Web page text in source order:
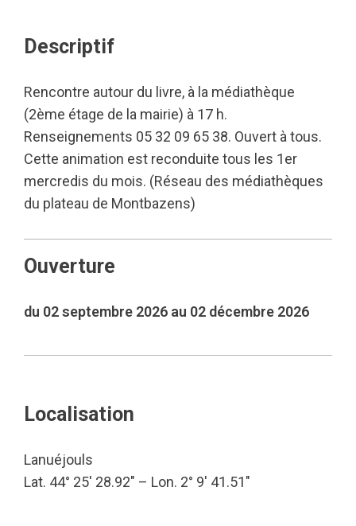
Descriptif
Rencontre autour du livre, à la médiathèque
(2ème étage de la mairie) à 17 h.
Renseignements 05 32 09 65 38. Ouvert à tous.
Cette animation est reconduite tous les 1er
mercredis du mois. (Réseau des médiathèques
du plateau de Montbazens)
Ouverture
du 02 septembre 2026 au 02 décembre 2026
Localisation
Lanuéjouls
Lat. 44° 25′ 28.92″ – Lon. 2° 9′ 41.51″